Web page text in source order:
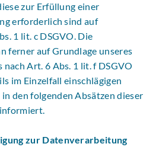
zur Erfüllung einer
erforderlich sind auf
1 lit. c DSGVO. Die
ferner auf Grundlage unseres
Art. 6 Abs. 1 lit. f DSGVO
im Einzelfall einschlägigen
den folgenden Absätzen dieser
zur Datenverarbeitung